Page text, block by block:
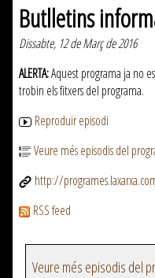
Butlletins
Dissabte, 12 de Març de 2016
ALERTA:Aquest programa ja no
trobin els fitxers del programa.
Reproduir episodi
Veure més episodis del
http://
RSS feed